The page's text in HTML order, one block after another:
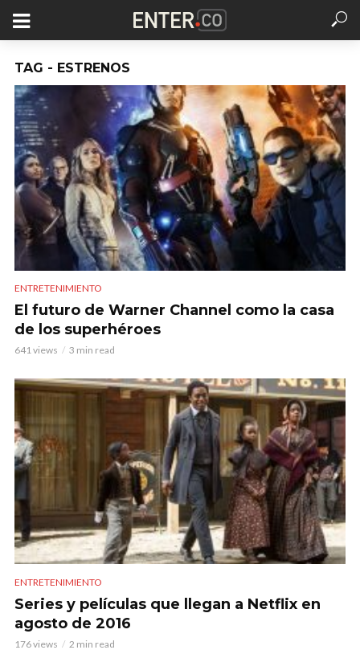
TAG - ESTRENOS
ENTRETENIMIENTO
El futuro de Warner Channel como la casa
de los superhéroes
641 views 3 min read
ENTRETENIMIENTO
Series y películas que llegan a Netflix en
agosto de 2016
176 views 2 min read